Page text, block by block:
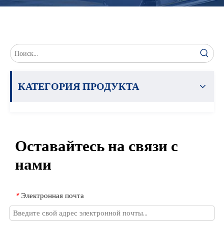
КАТЕГОРИЯ ПРОДУКТА
Оставайтесь на связи с
нами
* Электронная почта